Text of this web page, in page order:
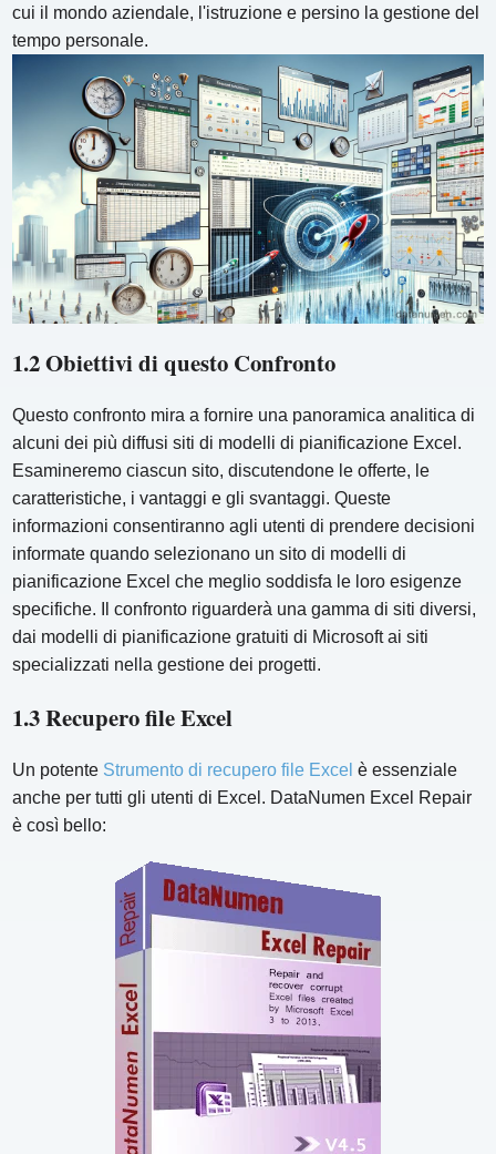
cui il mondo aziendale, l'istruzione e persino la gestione del
tempo personale.
1.2 Obiettivi di questo Confronto
Questo confronto mira a fornire una panoramica analitica di
alcuni dei più diffusi siti di modelli di pianificazione Excel.
Esamineremo ciascun sito, discutendone le offerte, le
caratteristiche, i vantaggi e gli svantaggi. Queste
informazioni consentiranno agli utenti di prendere decisioni
informate quando selezionano un sito di modelli di
pianificazione Excel che meglio soddisfa le loro esigenze
specifiche. Il confronto riguarderà una gamma di siti diversi,
dai modelli di pianificazione gratuiti di Microsoft ai siti
specializzati nella gestione dei progetti.
1.3 Recupero file Excel
Un potente Strumento di recupero file Excel è essenziale
anche per tutti gli utenti di Excel. DataNumen Excel Repair
è così bello: